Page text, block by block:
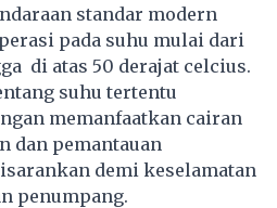
standar modern
pada suhu mulai dari
di atas 50 derajat celcius.
suhu tertentu
memanfaatkan cairan
dan pemantauan
demi keselamatan
penumpang.